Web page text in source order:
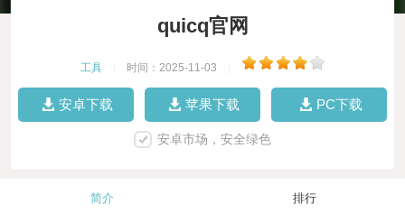
quicq官网
工具 时间：2025-11-03
安卓下载 苹果下载 PC下载
安卓市场，安全绿色
简介 排行